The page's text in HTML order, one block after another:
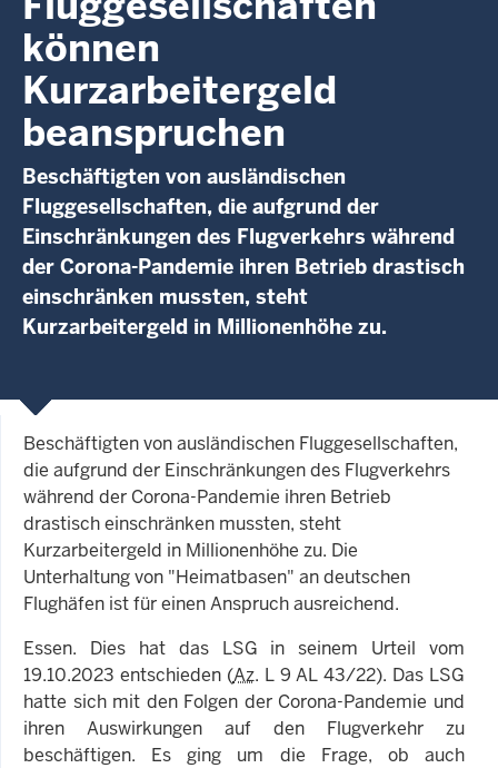
können
Kurzarbeitergeld
beanspruchen
Beschäftigten von ausländischen
Fluggesellschaften, die aufgrund der
Einschränkungen des Flugverkehrs während
der Corona-Pandemie ihren Betrieb drastisch
einschränken mussten, steht
Kurzarbeitergeld in Millionenhöhe zu.
Beschäftigten von ausländischen Fluggesellschaften,
die aufgrund der Einschränkungen des Flugverkehrs
während der Corona-Pandemie ihren Betrieb
drastisch einschränken mussten, steht
Kurzarbeitergeld in Millionenhöhe zu. Die
Unterhaltung von "Heimatbasen" an deutschen
Flughäfen ist für einen Anspruch ausreichend.
Essen. Dies hat das LSG in seinem Urteil vom
19.10.2023 entschieden (Az. L 9 AL 43/22). Das LSG
hatte sich mit den Folgen der Corona-Pandemie und
ihren Auswirkungen auf den Flugverkehr zu
beschäftigen. Es ging um die Frage, ob auch